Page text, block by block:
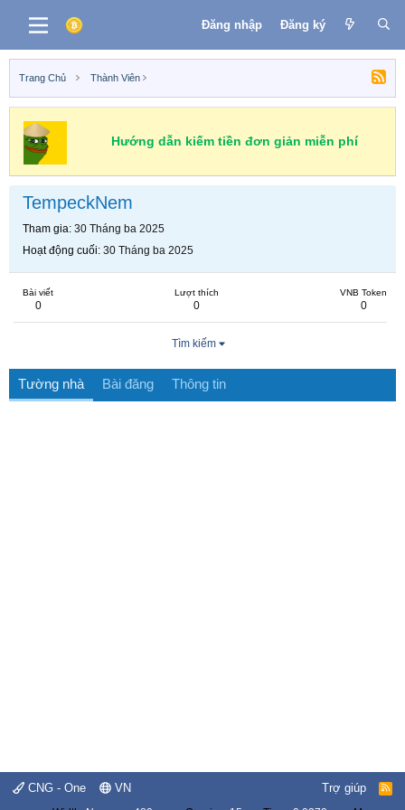
Đăng nhập Đăng ký
Trang Chủ Thành Viên
Hướng dẫn kiếm tiền đơn giản miễn phí
TempeckNem
Tham gia 30 Tháng ba 2025
Hoạt động cuối 30 Tháng ba 2025
Bài viết
0
Lượt thích
0
VNB Token
0
Tìm kiếm
Tường nhà Bài đăng Thông tin
CNG - One VN Trợ giúp
R